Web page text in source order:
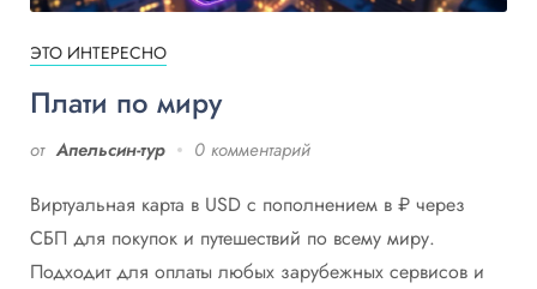
ЭТО ИНТЕРЕСНО
Плати по миру
от Апельсин-тур 0 комментарий
Виртуальная карта в USD с пополнением в ₽ через
СБП для покупок и путешествий по всему миру.
Подходит для оплаты любых зарубежных сервисов и